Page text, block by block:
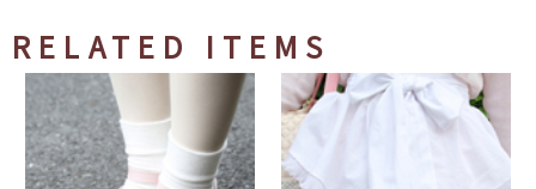
RELATED ITEMS